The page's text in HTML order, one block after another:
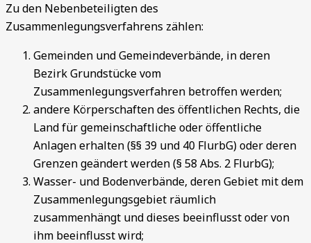
Zu den Nebenbeteiligten des
Zusammenlegungsverfahrens zählen:
Gemeinden und Gemeindeverbände, in deren
Bezirk Grundstücke vom
Zusammenlegungsverfahren betroffen werden;
andere Körperschaften des öffentlichen Rechts, die
Land für gemeinschaftliche oder öffentliche
Anlagen erhalten (§§ 39 und 40 FlurbG) oder deren
Grenzen geändert werden (§ 58 Abs. 2 FlurbG);
Wasser- und Bodenverbände, deren Gebiet mit dem
Zusammenlegungsgebiet räumlich
zusammenhängt und dieses beeinflusst oder von
ihm beeinflusst wird;